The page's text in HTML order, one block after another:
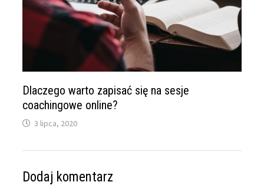
Dlaczego warto zapisać się na sesje
coachingowe online?
3 lipca, 2020
Dodaj komentarz